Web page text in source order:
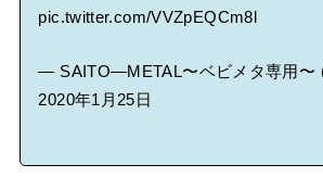
pic.twitter.com/VVZpEQCm8l
— SAITO―METAL〜ベビメタ専用〜
2020年1月25日